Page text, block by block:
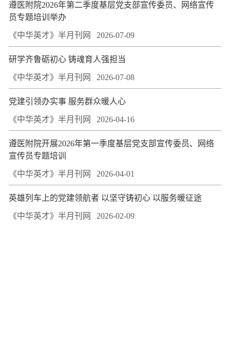
遵医附院2026年第二季度基层党支部宣传委员、网络宣传
员专题培训举办
《中华英才》半月刊网 2026-07-09
研学齐鲁砺初心 铸魂育人强担当
《中华英才》半月刊网 2026-07-08
党建引领办实事 服务群众暖人心
《中华英才》半月刊网 2026-04-16
遵医附院开展2026年第一季度基层党支部宣传委员、网络
宣传员专题培训
《中华英才》半月刊网 2026-04-01
英雄列车上的党建领航者 以坚守铸初心 以服务暖征途
《中华英才》半月刊网 2026-02-09